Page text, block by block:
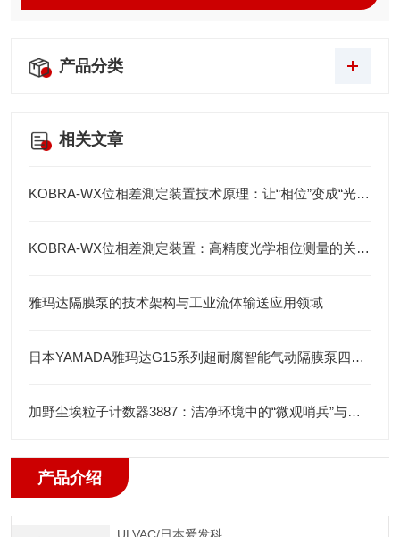
产品分类
相关文章
KOBRA-WX位相差測定装置技术原理：让“相位”变成“光强”
KOBRA-WX位相差測定装置：高精度光学相位测量的关键技术解析
雅玛达隔膜泵的技术架构与工业流体输送应用领域
日本YAMADA雅玛达G15系列超耐腐智能气动隔膜泵四川代理店
加野尘埃粒子计数器3887：洁净环境中的“微观哨兵”与洁净度“审计官”
产品介绍